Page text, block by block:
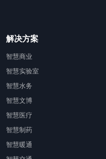
解决方案
智慧商业
智慧实验室
智慧水务
智慧文博
智慧医疗
智慧制药
智慧暖通